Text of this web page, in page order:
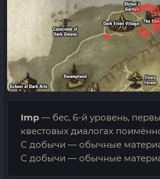
Imp — бес, 6-й уровень,
квестовых диалогах
С добычи — обычные
С добычи — обычные